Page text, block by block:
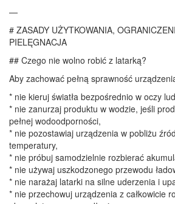
—
# ZASADY UŻYTKOWANIA,
PIELĘGNACJA
## Czego nie wolno robić z latarką?
Aby zachować pełną sprawność
* nie kieruj światła bezpośrednio w oczy
* nie zanurzaj produktu w wodzie, jeśli
pełnej wodoodporności,
* nie pozostawiaj urządzenia w pobliżu
temperatury,
* nie próbuj samodzielnie rozbierać
* nie używaj uszkodzonego przewodu
* nie narażaj latarki na silne uderzenia i
* nie przechowuj urządzenia z całkowicie